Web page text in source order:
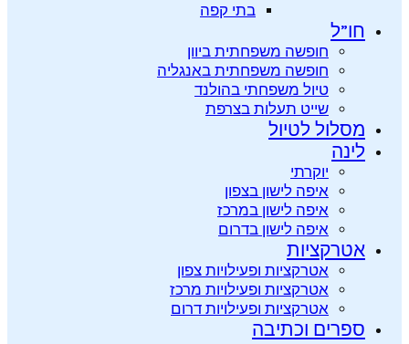
בתי קפה
חו”ל
חופשה משפחתית ביוון
חופשה משפחתית באנגליה
טיול משפחתי בהולנד
שייט תעלות בצרפת
מסלול לטיול
לינה
יוקרתי
איפה לישון בצפון
איפה לישון במרכז
איפה לישון בדרום
אטרקציות
אטרקציות ופעילויות צפון
אטרקציות ופעילויות מרכז
אטרקציות ופעילויות דרום
ספרים וכתיבה